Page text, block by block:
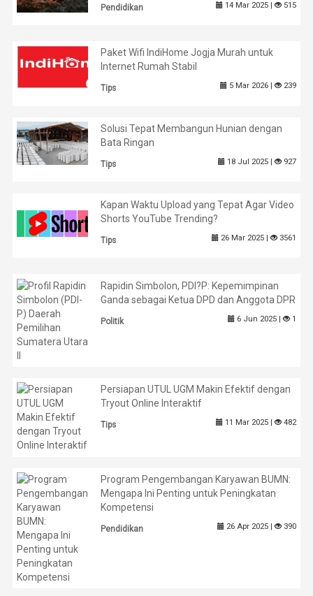
Pendidikan 14 Mar 2025 | 515
Paket Wifi IndiHome Jogja Murah untuk
Internet Rumah Stabil
Tips 5 Mar 2026 | 239
Solusi Tepat Membangun Hunian dengan
Bata Ringan
Tips 18 Jul 2025 | 927
Kapan Waktu Upload yang Tepat Agar Video
Shorts YouTube Trending?
Tips 26 Mar 2025 | 3561
Rapidin Simbolon, PDI?P: Kepemimpinan
Ganda sebagai Ketua DPD dan Anggota DPR
Politik 6 Jun 2025 | 1
Persiapan UTUL UGM Makin Efektif dengan
Tryout Online Interaktif
Tips 11 Mar 2025 | 482
Program Pengembangan Karyawan BUMN:
Mengapa Ini Penting untuk Peningkatan
Kompetensi
Pendidikan 26 Apr 2025 | 390